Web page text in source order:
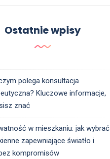
Ostatnie wpisy
polega konsultacja
Kluczowe informacje,
znać
w mieszkaniu: jak wybrać
zapewniające światło i
kompromisów